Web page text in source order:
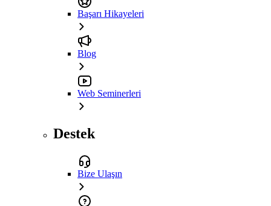
Başarı Hikayeleri
Blog
Web Seminerleri
Destek
Bize Ulaşın